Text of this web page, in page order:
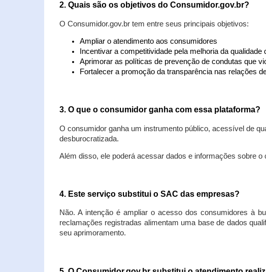
2. Quais são os objetivos do Consumidor.gov.br?
O Consumidor.gov.br tem entre seus principais objetivos:
Ampliar o atendimento aos consumidores
Incentivar a competitividade pela melhoria da
Aprimorar as políticas de prevenção de condutas que
Fortalecer a promoção da transparência nas relações
3. O que o consumidor ganha com essa plataforma?
O consumidor ganha um instrumento público, acessível de
desburocratizada.
Além disso, ele poderá acessar dados e informações sobre
4. Este serviço substitui o SAC das empresas?
Não. A intenção é ampliar o acesso dos consumidores à
reclamações registradas alimentam uma base de dados
seu aprimoramento.